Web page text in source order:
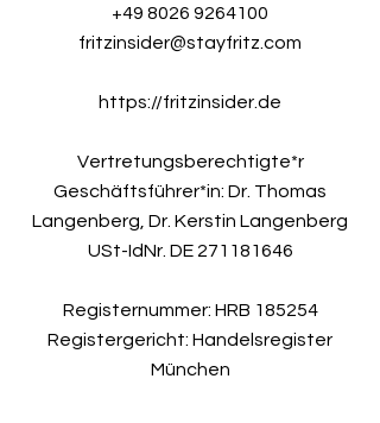
+49 8026 9264100
fritzinsider@stayfritz.com
https://fritzinsider.de
Vertretungsberechtigte*r
Geschäftsführer*in: Dr. Thomas
Langenberg, Dr. Kerstin Langenberg
USt-IdNr. DE 271181646
Registernummer: HRB 185254
Registergericht: Handelsregister
München